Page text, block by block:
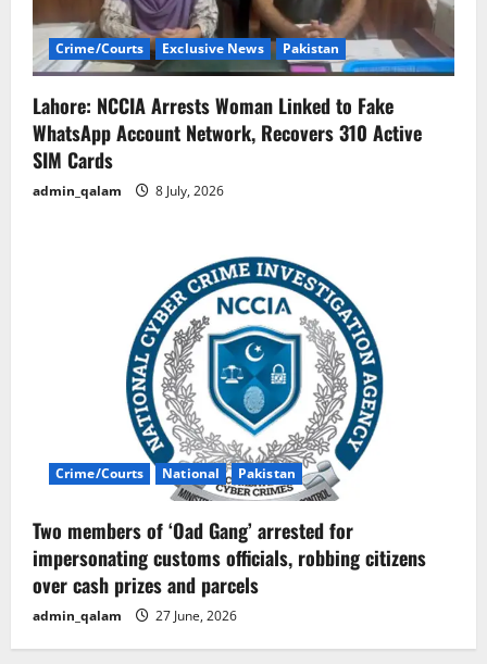
Crime/Courts Exclusive News Pakistan
Lahore: NCCIA Arrests Woman Linked to Fake
WhatsApp Account Network, Recovers 310 Active
SIM Cards
admin_qalam 8 July, 2026
Crime/Courts National Pakistan
Two members of ‘Oad Gang’ arrested for
impersonating customs officials, robbing citizens
over cash prizes and parcels
admin_qalam 27 June, 2026